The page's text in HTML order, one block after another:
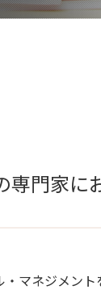
専門家に
・マネジメン